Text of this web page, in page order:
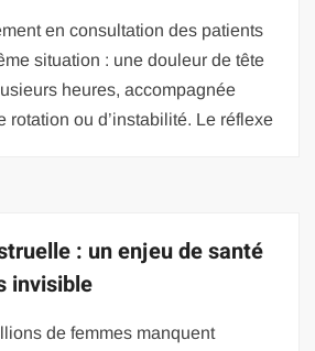
en consultation des patients
situation : une douleur de tête
heures, accompagnée
rotation ou d’instabilité. Le réflexe
: un enjeu de santé
invisible
de femmes manquent